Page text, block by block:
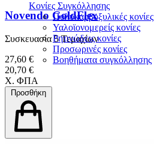
Κονίες Συγκόλλησης
Πολυκαρβοξυλικές κονίες
Υαλοϊονομερείς κονίες
Ρητινώδεις κονίες
Προσωρινές κονίες
Βοηθήματα συγκόλλησης
Novendo GoldFlex
Συσκευασία 5 Τεμαχίων
27,60 €
20,70 €
Χ. ΦΠΑ
Προσθήκη